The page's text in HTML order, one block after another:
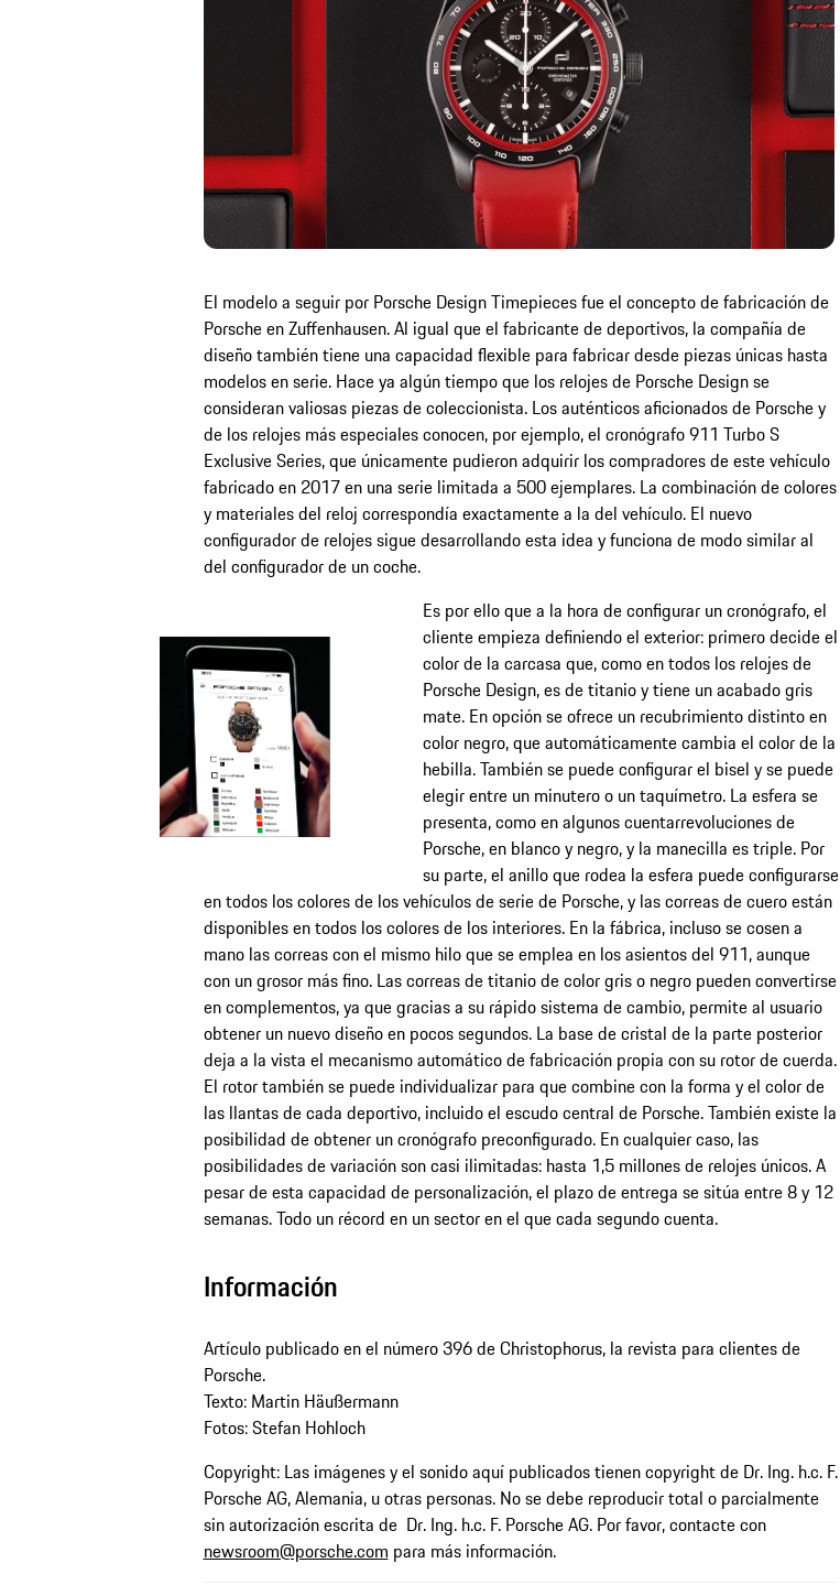
El modelo a seguir por Porsche Design Timepieces fue el concepto de fabricación de
Porsche en Zuffenhausen. Al igual que el fabricante de deportivos, la compañía de
diseño también tiene una capacidad flexible para fabricar desde piezas únicas hasta
modelos en serie. Hace ya algún tiempo que los relojes de Porsche Design se
consideran valiosas piezas de coleccionista. Los auténticos aficionados de Porsche y
de los relojes más especiales conocen, por ejemplo, el cronógrafo 911 Turbo S
Exclusive Series, que únicamente pudieron adquirir los compradores de este vehículo
fabricado en 2017 en una serie limitada a 500 ejemplares. La combinación de colores
y materiales del reloj correspondía exactamente a la del vehículo. El nuevo
configurador de relojes sigue desarrollando esta idea y funciona de modo similar al
del configurador de un coche.
Es por ello que a la hora de configurar un cronógrafo, el
cliente empieza definiendo el exterior: primero decide el
color de la carcasa que, como en todos los relojes de
Porsche Design, es de titanio y tiene un acabado gris
mate. En opción se ofrece un recubrimiento distinto en
color negro, que automáticamente cambia el color de la
hebilla. También se puede configurar el bisel y se puede
elegir entre un minutero o un taquímetro. La esfera se
presenta, como en algunos cuentarrevoluciones de
Porsche, en blanco y negro, y la manecilla es triple. Por
su parte, el anillo que rodea la esfera puede configurarse
en todos los colores de los vehículos de serie de Porsche, y las correas de cuero están
disponibles en todos los colores de los interiores. En la fábrica, incluso se cosen a
mano las correas con el mismo hilo que se emplea en los asientos del 911, aunque
con un grosor más fino. Las correas de titanio de color gris o negro pueden convertirse
en complementos, ya que gracias a su rápido sistema de cambio, permite al usuario
obtener un nuevo diseño en pocos segundos. La base de cristal de la parte posterior
deja a la vista el mecanismo automático de fabricación propia con su rotor de cuerda.
El rotor también se puede individualizar para que combine con la forma y el color de
las llantas de cada deportivo, incluido el escudo central de Porsche. También existe la
posibilidad de obtener un cronógrafo preconfigurado. En cualquier caso, las
posibilidades de variación son casi ilimitadas: hasta 1,5 millones de relojes únicos. A
pesar de esta capacidad de personalización, el plazo de entrega se sitúa entre 8 y 12
semanas. Todo un récord en un sector en el que cada segundo cuenta.
Información
Artículo publicado en el número 396 de Christophorus, la revista para clientes de
Porsche.
Texto: Martin Häußermann
Fotos: Stefan Hohloch
Copyright: Las imágenes y el sonido aquí publicados tienen copyright de Dr. Ing. h.c. F.
Porsche AG, Alemania, u otras personas. No se debe reproducir total o parcialmente
sin autorización escrita de Dr. Ing. h.c. F. Porsche AG. Por favor, contacte con
newsroom@porsche.com para más información.